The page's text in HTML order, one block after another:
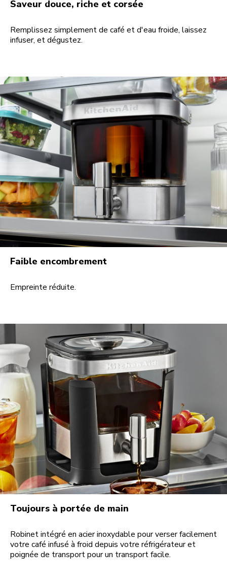
Saveur douce, riche et corsée
Remplissez simplement de café et d'eau froide, laissez
infuser, et dégustez.
Faible encombrement
Empreinte réduite.
Toujours à portée de main
Robinet intégré en acier inoxydable pour verser facilement
votre café infusé à froid depuis votre réfrigérateur et
poignée de transport pour un transport facile.